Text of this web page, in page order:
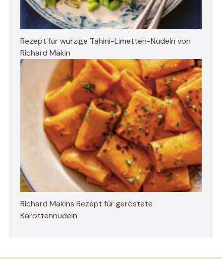
Rezept für würzige Tahini-Limetten-Nudeln von
Richard Makin
Richard Makins Rezept für geröstete
Karottennudeln